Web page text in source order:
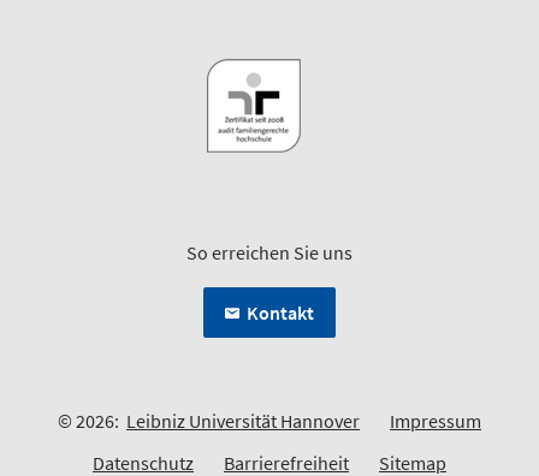
So erreichen Sie uns
Kontakt
© 2026: Leibniz Universität Hannover
Impressum
Datenschutz
Barrierefreiheit Sitemap